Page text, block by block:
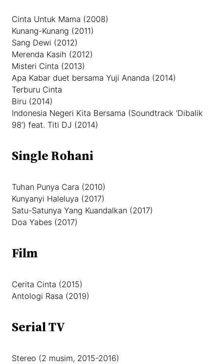
Cinta Untuk Mama (2008)
Kunang-Kunang (2011)
Sang Dewi (2012)
Merenda Kasih (2012)
Misteri Cinta (2013)
Apa Kabar duet bersama Yuji Ananda (2014)
Terburu Cinta
Biru (2014)
Indonesia Negeri Kita Bersama (Soundtrack ‘Dibalik
98’) feat. Titi DJ (2014)
Single Rohani
Tuhan Punya Cara (2010)
Kunyanyi Haleluya (2017)
Satu-Satunya Yang Kuandalkan (2017)
Doa Yabes (2017)
Film
Cerita Cinta (2015)
Antologi Rasa (2019)
Serial TV
Stereo (2 musim, 2015-2016)